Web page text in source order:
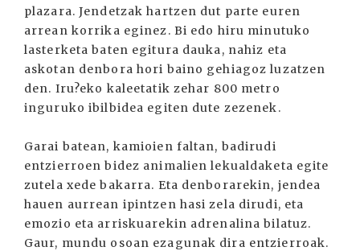
plazara. Jendetzak hartzen dut parte euren
arrean korrika eginez. Bi edo hiru minutuko
lasterketa baten egitura dauka, nahiz eta
askotan denbora hori baino gehiagoz luzatzen
den. Iru?eko kaleetatik zehar 800 metro
inguruko ibilbidea egiten dute zezenek.
Garai batean, kamioien faltan, badirudi
entzierroen bidez animalien lekualdaketa egite
zutela xede bakarra. Eta denborarekin, jendea
hauen aurrean ipintzen hasi zela dirudi, eta
emozio eta arriskuarekin adrenalina bilatuz.
Gaur, mundu osoan ezagunak dira entzierroak.